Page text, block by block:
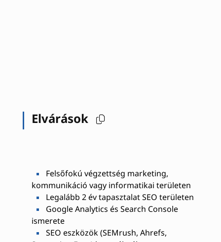
Elvárások
Felsőfokú végzettség marketing,
kommunikáció vagy informatikai területen
Legalább 2 év tapasztalat SEO területen
Google Analytics és Search Console
ismerete
SEO eszközök (SEMrush, Ahrefs,